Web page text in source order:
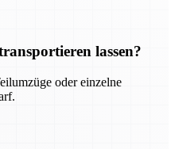
lassen?
oder einzelne